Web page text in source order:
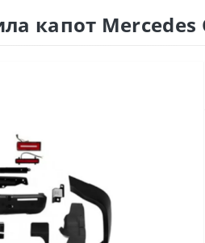
капот Mercedes